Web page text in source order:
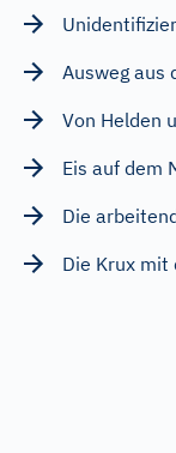
Ausweg aus
Von Helden
Eis auf dem
Die
Die Krux mit